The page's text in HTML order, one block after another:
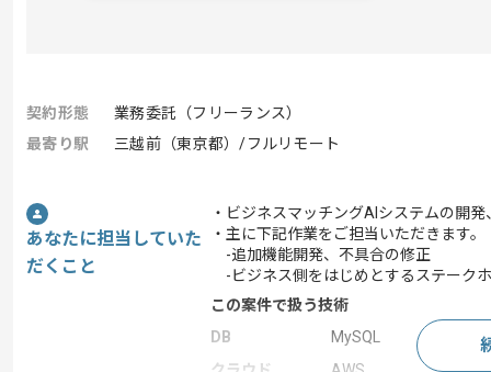
契約形態
業務委託（フリーランス）
最寄り駅
三越前（東京都）/フルリモート
あなたに担当していた
だくこと
・ビジネスマッチングAIシステムの開
・主に下記作業をご担当いただきます。
-追加機能開発、不具合の修正
-ビジネス側をはじめとするステーク
この案件で扱う技術
DB
MySQL